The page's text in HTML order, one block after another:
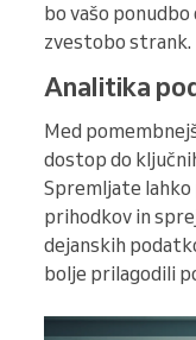
bo vašo
zvestobo strank.
Analitika
Med
dostop do
Spremljate
prihodkov in
dejanskih
bolje prilagodili